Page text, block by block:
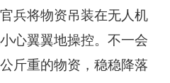
将物资吊装在无人机
心翼翼地操控。不一会
斤重的物资，稳稳降落